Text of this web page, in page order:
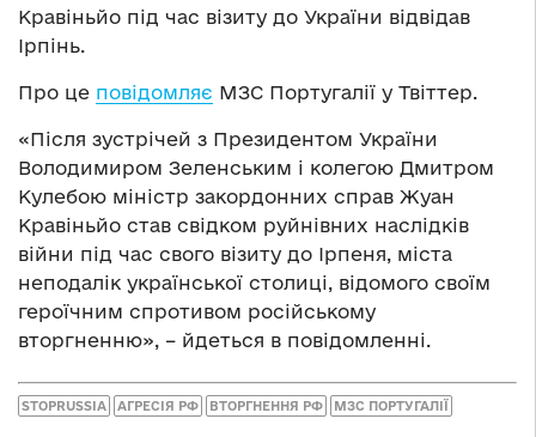
Кравіньйо під час візиту до України відвідав
Ірпінь.
Про це повідомляє МЗС Португалії у Твіттер.
«Після зустрічей з Президентом України
Володимиром Зеленським і колегою Дмитром
Кулебою міністр закордонних справ Жуан
Кравіньйо став свідком руйнівних наслідків
війни під час свого візиту до Ірпеня, міста
неподалік української столиці, відомого своїм
героїчним спротивом російському
вторгненню», – йдеться в повідомленні.
STOPRUSSIA АГРЕСІЯ РФ ВТОРГНЕННЯ РФ МЗС ПОРТУГАЛІЇ